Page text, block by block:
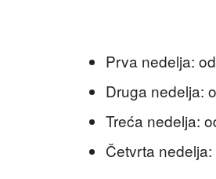
Prva nedelja:
Druga nedelja:
Treća nedelja:
Četvrta